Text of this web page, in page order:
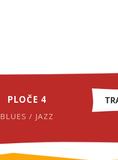
PLOČE 4
BLUES / JAZZ